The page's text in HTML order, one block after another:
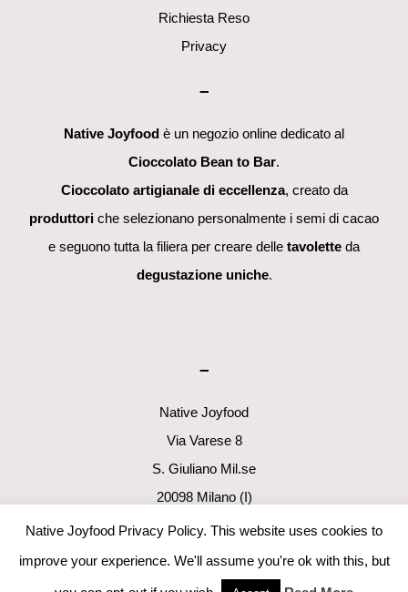
Richiesta Reso
Privacy
–
Native Joyfood è un negozio online dedicato al
Cioccolato Bean to Bar.
Cioccolato artigianale di eccellenza, creato da
produttori che selezionano personalmente i semi di cacao
e seguono tutta la filiera per creare delle tavolette da
degustazione uniche.
–
Native Joyfood
Via Varese 8
S. Giuliano Mil.se
20098 Milano (I)
p.i. 06411160960
info@nativejoyfood.com
Native Joyfood Privacy Policy. This website uses cookies to
improve your experience. We'll assume you're ok with this, but